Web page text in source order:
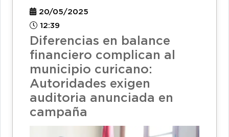
20/05/2025
12:39
Diferencias en balance
financiero complican al
municipio curicano:
Autoridades exigen
auditoria anunciada en
campaña